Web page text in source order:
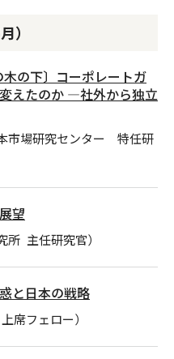
）
木の下〕コーポレートガ
えたのか ―社外から独立
市場研究センター 特任研
望
主任研究官）
と日本の戦略
フェロー）